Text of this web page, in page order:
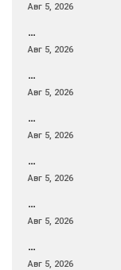
Авг 5, 2026
…
Авг 5, 2026
…
Авг 5, 2026
…
Авг 5, 2026
…
Авг 5, 2026
…
Авг 5, 2026
…
Авг 5, 2026